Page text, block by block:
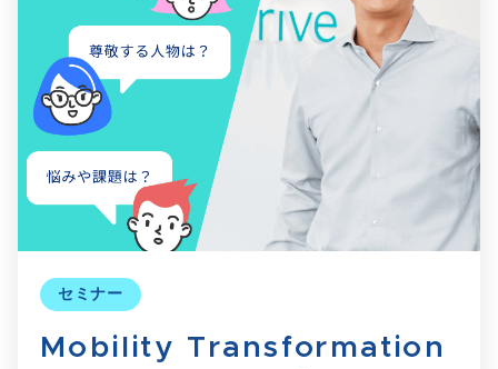
セミナー
Mobility Transformation